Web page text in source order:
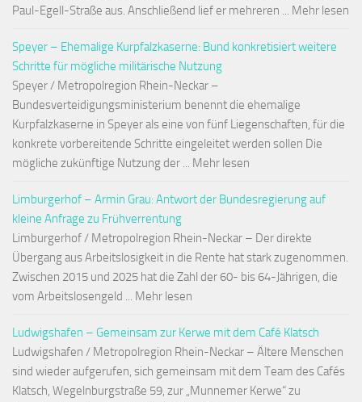
Paul-Egell-Straße aus. Anschließend lief er mehreren ... Mehr lesen
Speyer – Ehemalige Kurpfalzkaserne: Bund konkretisiert weitere
Schritte für mögliche militärische Nutzung
Speyer / Metropolregion Rhein-Neckar –
Bundesverteidigungsministerium benennt die ehemalige
Kurpfalzkaserne in Speyer als eine von fünf Liegenschaften, für die
konkrete vorbereitende Schritte eingeleitet werden sollen Die
mögliche zukünftige Nutzung der ... Mehr lesen
Limburgerhof – Armin Grau: Antwort der Bundesregierung auf
kleine Anfrage zu Frühverrentung
Limburgerhof / Metropolregion Rhein-Neckar – Der direkte
Übergang aus Arbeitslosigkeit in die Rente hat stark zugenommen.
Zwischen 2015 und 2025 hat die Zahl der 60- bis 64-Jährigen, die
vom Arbeitslosengeld ... Mehr lesen
Ludwigshafen – Gemeinsam zur Kerwe mit dem Café Klatsch
Ludwigshafen / Metropolregion Rhein-Neckar – Ältere Menschen
sind wieder aufgerufen, sich gemeinsam mit dem Team des Cafés
Klatsch, Wegelnburgstraße 59, zur „Munnemer Kerwe“ zu